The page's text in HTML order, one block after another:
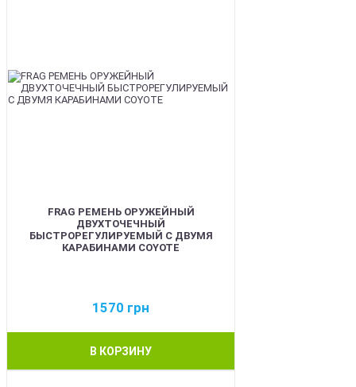
FRAG РЕМЕНЬ ОРУЖЕЙНЫЙ
ДВУХТОЧЕЧНЫЙ
БЫСТРОРЕГУЛИРУЕМЫЙ С ДВУМЯ
КАРАБИНАМИ COYOTE
1570 грн
В КОРЗИНУ